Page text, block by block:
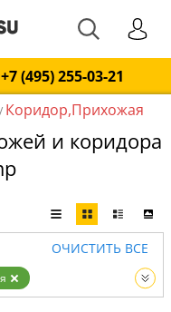
+7 (495) 255-03-21
/ Коридор,Прихожая
и коридора
ОЧИСТИТЬ ВСЕ